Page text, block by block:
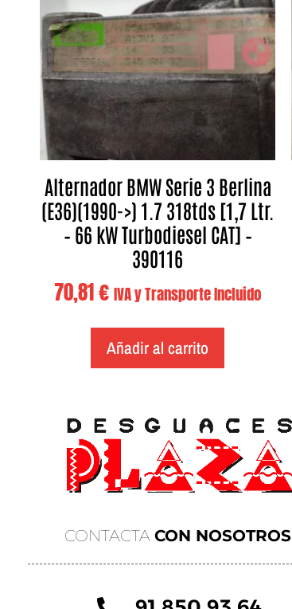
Alternador BMW Serie 3 Berlina
(E36)(1990->) 1.7 318tds [1,7 Ltr.
– 66 kW Turbodiesel CAT] –
390116
70,81€ IVA y Transporte Incluido
Añadir al carrito
CONTACTACON NOSOTROS